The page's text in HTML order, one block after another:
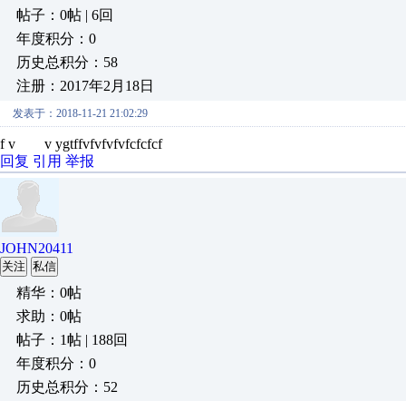
帖子：0帖 | 6回
年度积分：0
历史总积分：58
注册：2017年2月18日
发表于：2018-11-21 21:02:29
f v v ygtffvfvfvfvfcfcfcf
回复 引用 举报
JOHN20411
关注 私信
精华：0帖
求助：0帖
帖子：1帖 | 188回
年度积分：0
历史总积分：52